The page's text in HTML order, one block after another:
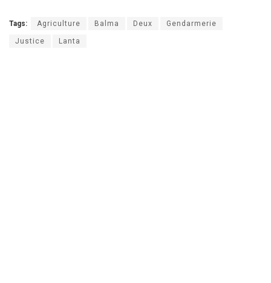
Tags: Agriculture Balma Deux Gendarmerie
Justice Lanta